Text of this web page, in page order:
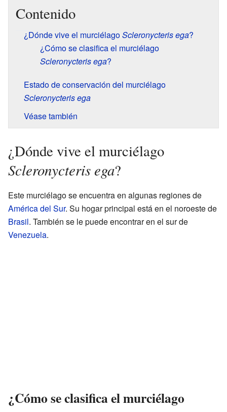
Contenido
¿Dónde vive el murciélagoScleronycteris ega?
¿Cómo se clasifica el murciélago
Scleronycteris ega?
Estado de conservación del murciélago
Scleronycteris ega
Véase también
¿Dónde vive el murciélago
Scleronycteris ega?
Este murciélago se encuentra en algunas regiones de
América del Sur. Su hogar principal está en el noroeste de
Brasil. También se le puede encontrar en el sur de
Venezuela.
¿Cómo se clasifica el murciélago